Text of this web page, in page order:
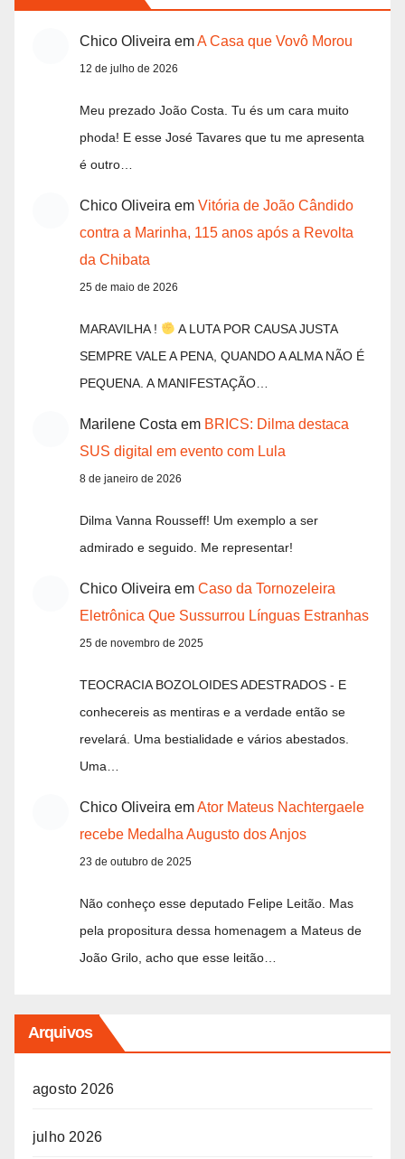
Chico Oliveira emA Casa que Vovô Morou
12 de julho de 2026
Meu prezado João Costa. Tu és um cara muito
phoda! E esse José Tavares que tu me apresenta
é outro…
Chico Oliveira em Vitória de João Cândido
contra a Marinha, 115 anos após a Revolta
da Chibata
25 de maio de 2026
MARAVILHA !
A LUTA POR CAUSA JUSTA
SEMPRE VALE A PENA, QUANDO A ALMA NÃO É
PEQUENA. A MANIFESTAÇÃO…
Marilene Costa em BRICS: Dilma destaca
SUS digital em evento com Lula
8 de janeiro de 2026
Dilma Vanna Rousseff! Um exemplo a ser
admirado e seguido. Me representar!
Chico Oliveira em Caso da Tornozeleira
Eletrônica Que Sussurrou Línguas Estranhas
25 de novembro de 2025
TEOCRACIA BOZOLOIDES ADESTRADOS - E
conhecereis as mentiras e a verdade então se
revelará. Uma bestialidade e vários abestados.
Uma…
Chico Oliveira emAtor Mateus Nachtergaele
recebe Medalha Augusto dos Anjos
23 de outubro de 2025
Não conheço esse deputado Felipe Leitão. Mas
pela propositura dessa homenagem a Mateus de
João Grilo, acho que esse leitão…
Arquivos
agosto 2026
julho 2026